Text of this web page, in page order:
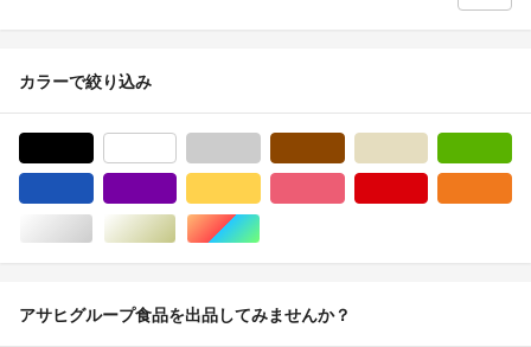
カラーで絞り込み
シルバー/銀色系ゴールド/金色系マルチカラー
アサヒグループ食品を出品してみませんか？